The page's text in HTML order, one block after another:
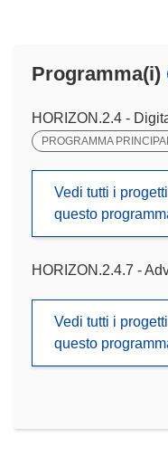
Programma(i)
HORIZON.2.4 -
PROGRAMMA
Vedi tutti i
questo
HORIZON.2.4.7 -
Vedi tutti i
questo